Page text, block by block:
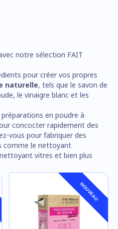
notre sélection FAIT
pour créer vos propres
naturelle, tels que le savon de
le vinaigre blanc et les
en poudre à
concocter rapidement des
vous pour fabriquer des
comme le nettoyant
vitres et bien plus
NOUVEAU